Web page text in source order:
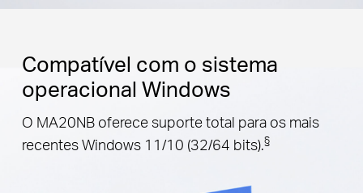
Compatível com o sistema
operacional Windows
O MA20NB oferece suporte total para os mais
recentes Windows 11/10 (32/64 bits).§